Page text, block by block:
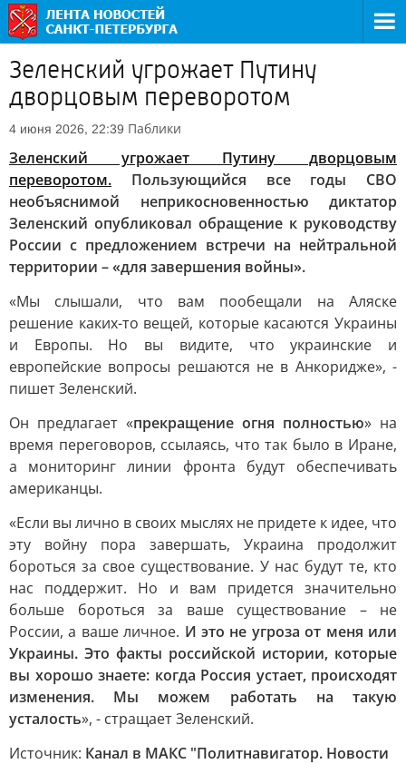
Зеленский угрожает Путину
дворцовым переворотом
4 июня 2026, 22:39 Паблики
Зеленский угрожает Путину дворцовым
переворотом. Пользующийся все годы СВО
необъяснимой неприкосновенностью диктатор
Зеленский опубликовал обращение к руководству
России с предложением встречи на нейтральной
территории – «для завершения войны».
«Мы слышали, что вам пообещали на Аляске
решение каких-то вещей, которые касаются Украины
и Европы. Но вы видите, что украинские и
европейские вопросы решаются не в Анкоридже», -
пишет Зеленский.
Он предлагает «прекращение огня полностью» на
время переговоров, ссылаясь, что так было в Иране,
а мониторинг линии фронта будут обеспечивать
американцы.
«Если вы лично в своих мыслях не придете к идее, что
эту войну пора завершать, Украина продолжит
бороться за свое существование. У нас будут те, кто
нас поддержит. Но и вам придется значительно
больше бороться за ваше существование – не
России, а ваше личное. И это не угроза от меня или
Украины. Это факты российской истории, которые
вы хорошо знаете: когда Россия устает, происходят
изменения. Мы можем работать на такую
усталость», - стращает Зеленский.
Источник: Канал в МАКС "Политнавигатор. Новости